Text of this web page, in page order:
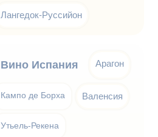
Лангедок-Руссийон
Вино Испания Арагон
Кампо де Борха Валенсия
Утьель-Рекена